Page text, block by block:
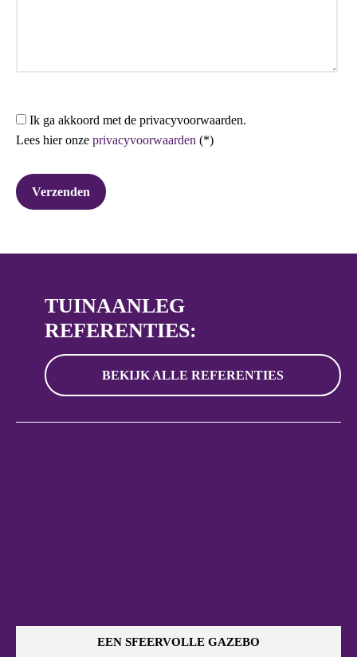
Ik ga akkoord met de privacyvoorwaarden.
Lees hier onze privacyvoorwaarden (*)
TUINAANLEG
REFERENTIES:
BEKIJK ALLE REFERENTIES
EEN SFEERVOLLE GAZEBO